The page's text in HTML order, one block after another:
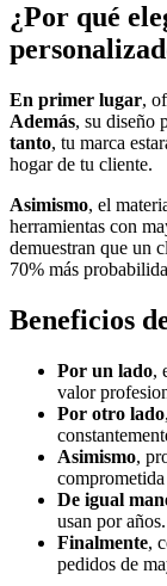
¿Por qué
En primer lugar,
Además, su diseño
tanto, tu marca
hogar de tu cliente.
Asimismo, el
herramientas con
demuestran que un
70% más
Beneficios
Por un lado,
valor
Por otro lado
Asimismo,
De igual
usan por años.
Finalmente,
pedidos de